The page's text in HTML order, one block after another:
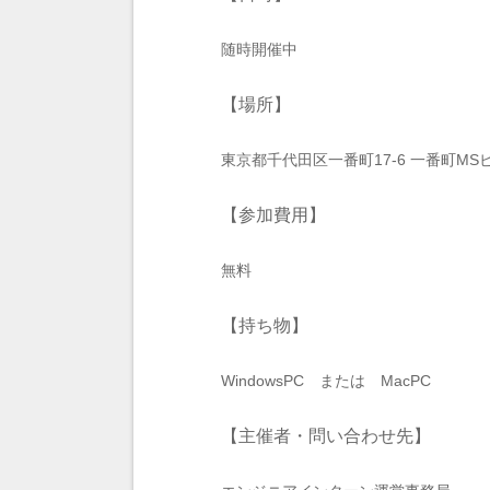
随時開催中
【場所】
東京都千代田区一番町17-6 一番町MS
【参加費用】
無料
【持ち物】
WindowsPC または MacPC
【主催者・問い合わせ先】